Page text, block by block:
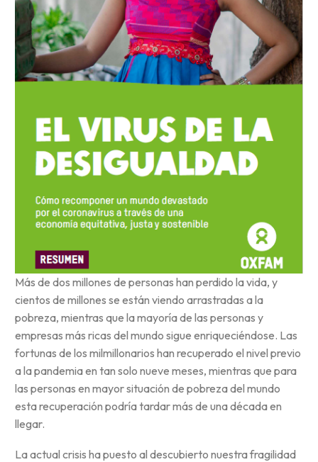
Más de dos millones de personas han perdido la vida, y
cientos de millones se están viendo arrastradas a la
pobreza, mientras que la mayoría de las personas y
empresas más ricas del mundo sigue enriqueciéndose. Las
fortunas de los milmillonarios han recuperado el nivel previo
a la pandemia en tan solo nueve meses, mientras que para
las personas en mayor situación de pobreza del mundo
esta recuperación podría tardar más de una década en
llegar.
La actual crisis ha puesto al descubierto nuestra fragilidad